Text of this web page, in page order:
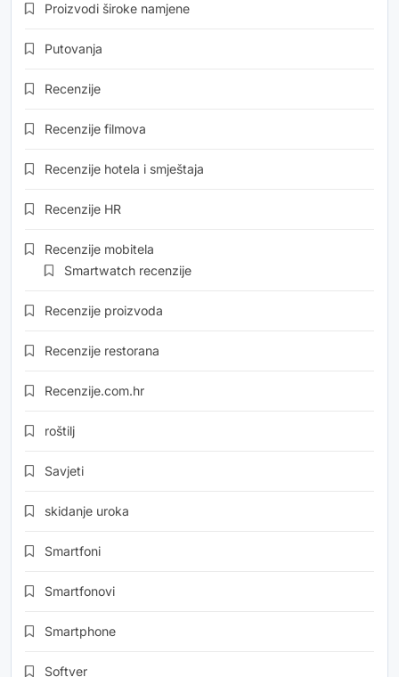
Proizvodi široke namjene
Putovanja
Recenzije
Recenzije filmova
Recenzije hotela i smještaja
Recenzije HR
Recenzije mobitela
Smartwatch recenzije
Recenzije proizvoda
Recenzije restorana
Recenzije.com.hr
roštilj
Savjeti
skidanje uroka
Smartfoni
Smartfonovi
Smartphone
Softver